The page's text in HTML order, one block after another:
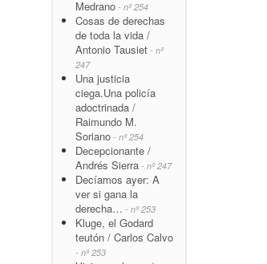
Medrano - nº 254
Cosas de derechas
de toda la vida /
Antonio Tausiet - nº
247
Una justicia
ciega.Una policía
adoctrinada /
Raimundo M.
Soriano - nº 254
Decepcionante /
Andrés Sierra - nº 247
Decíamos ayer: A
ver si gana la
derecha… - nº 253
Kluge, el Godard
teutón / Carlos Calvo
- nº 253